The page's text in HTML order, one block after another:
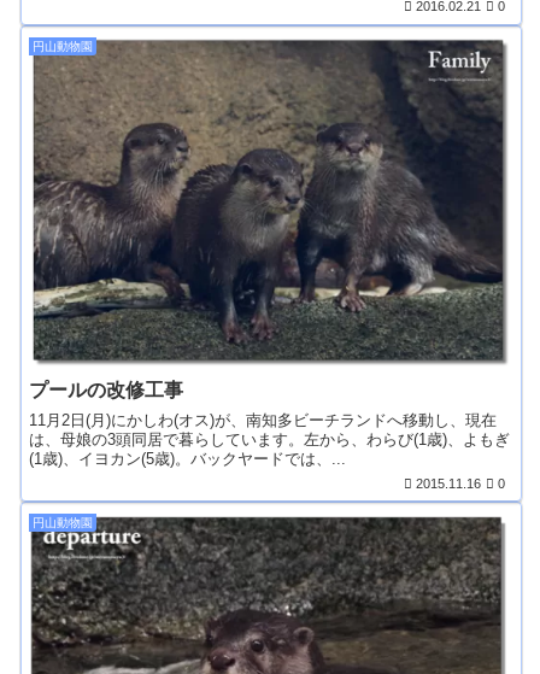
2016.02.21 0
円山動物園
プールの改修工事
11月2日(月)にかしわ(オス)が、南知多ビーチランドへ移動し、現在
は、母娘の3頭同居で暮らしています。左から、わらび(1歳)、よもぎ
(1歳)、イヨカン(5歳)。バックヤードでは、...
2015.11.16 0
円山動物園